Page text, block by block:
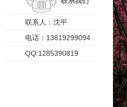
联系人：沈平
电话：13819299094
QQ:1285390819